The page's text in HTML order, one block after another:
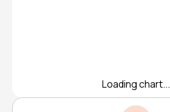
Loading chart...